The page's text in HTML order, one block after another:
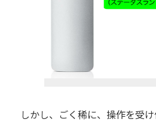
しかし、ごく稀に、操作を受